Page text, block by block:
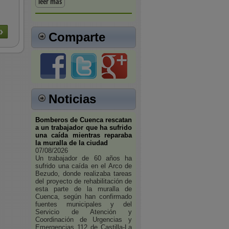
Comparte
Noticias
Bomberos de Cuenca rescatan
a un trabajador que ha sufrido
una caída mientras reparaba
la muralla de la ciudad
07/08/2026
Un trabajador de 60 años ha
sufrido una caída en el Arco de
Bezudo, donde realizaba tareas
del proyecto de rehabilitación de
esta parte de la muralla de
Cuenca, según han confirmado
fuentes municipales y del
Servicio de Atención y
Coordinación de Urgencias y
Emergencias 112 de Castilla-La